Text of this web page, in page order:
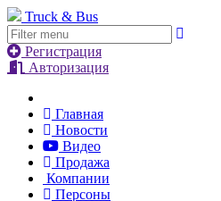
Truck & Bus
Регистрация
Авторизация
Главная
Новости
Видео
Продажа
Компании
Персоны